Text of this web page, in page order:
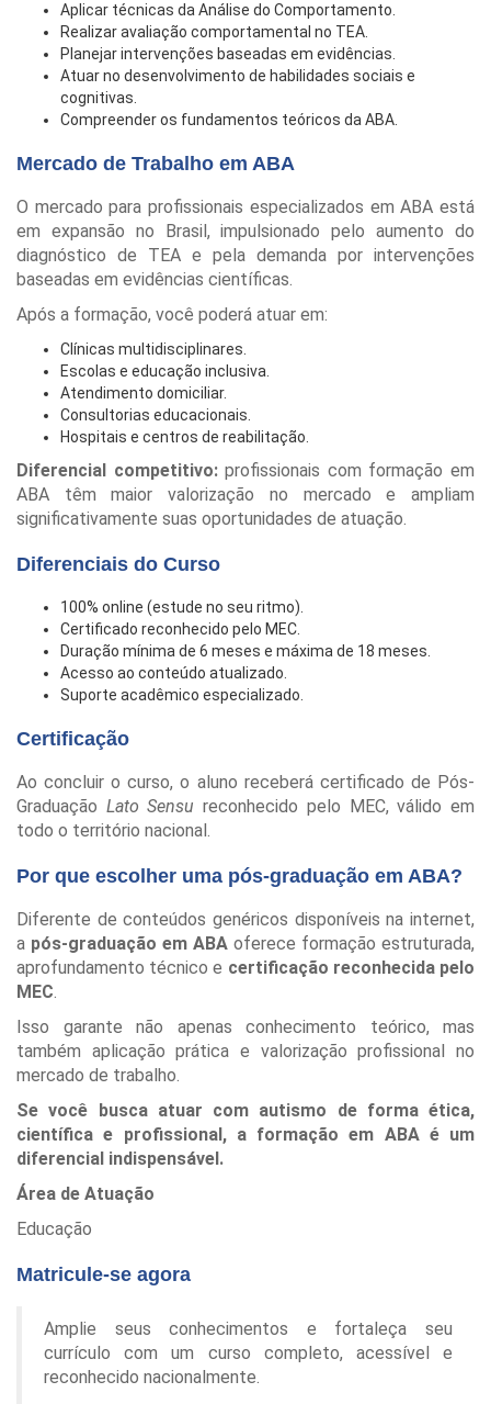
Aplicar técnicas da Análise do Comportamento.
Realizar avaliação comportamental no TEA.
Planejar intervenções baseadas em evidências.
Atuar no desenvolvimento de habilidades sociais e
cognitivas.
Compreender os fundamentos teóricos da ABA.
Mercado de Trabalho em ABA
O mercado para profissionais especializados em ABA está
em expansão no Brasil, impulsionado pelo aumento do
diagnóstico de TEA e pela demanda por intervenções
baseadas em evidências científicas.
Após a formação, você poderá atuar em:
Clínicas multidisciplinares.
Escolas e educação inclusiva.
Atendimento domiciliar.
Consultorias educacionais.
Hospitais e centros de reabilitação.
Diferencial competitivo:profissionais com formação em
ABA têm maior valorização no mercado e ampliam
significativamente suas oportunidades de atuação.
Diferenciais do Curso
100% online (estude no seu ritmo).
Certificado reconhecido pelo MEC.
Duração mínima de 6 meses e máxima de 18 meses.
Acesso ao conteúdo atualizado.
Suporte acadêmico especializado.
Certificação
Ao concluir o curso, o aluno receberá certificado de Pós-
Graduação Lato Sensu reconhecido pelo MEC, válido em
todo o território nacional.
Por que escolher uma pós-graduação em ABA?
Diferente de conteúdos genéricos disponíveis na internet,
a pós-graduação em ABA oferece formação estruturada,
aprofundamento técnico e certificação reconhecida pelo
MEC.
Isso garante não apenas conhecimento teórico, mas
também aplicação prática e valorização profissional no
mercado de trabalho.
Se você busca atuar com autismo de forma ética,
científica e profissional, a formação em ABA é um
diferencial indispensável.
Área de Atuação
Educação
Matricule-se agora
Amplie seus conhecimentos e fortaleça seu
currículo com um curso completo, acessível e
reconhecido nacionalmente.